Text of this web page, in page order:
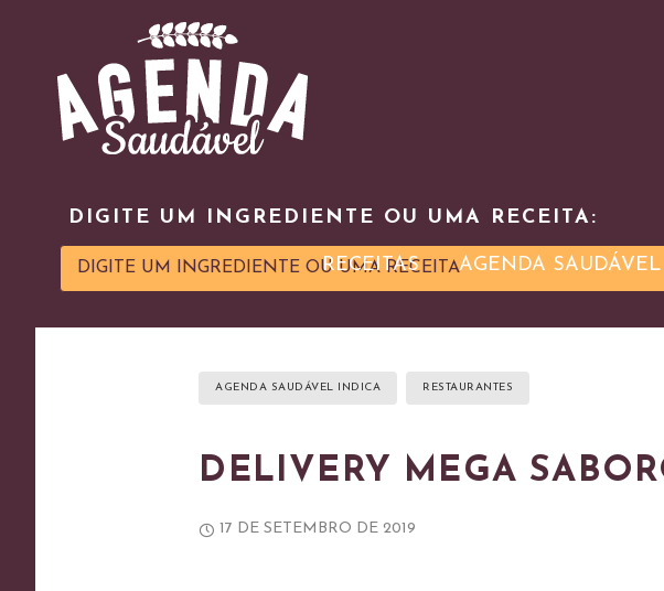
RECEITAS AGENDA
DIGITE UM INGREDIENTE OU UMA RECEITA:
AGENDA SAUDÁVEL INDICA RESTAURANTES
DELIVERY MEGA
17 DE SETEMBRO DE 2019